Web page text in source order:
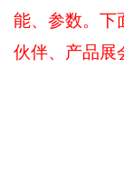
能、参数。下
伙伴、产品展